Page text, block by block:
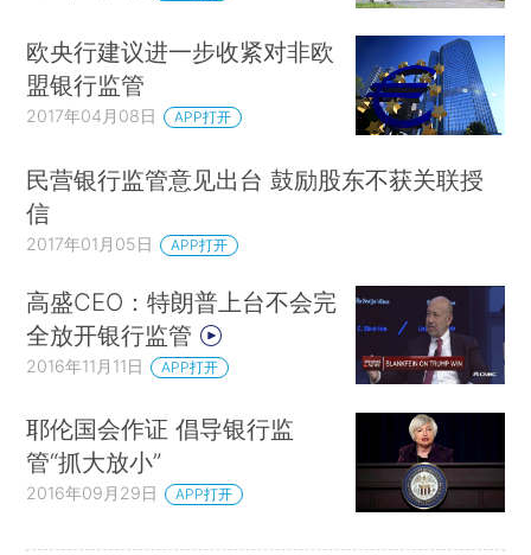
欧央行建议进一步收紧对非欧
盟银行监管
2017年04月08日 APP打开
民营银行监管意见出台 鼓励股东不获关联授
信
2017年01月05日 APP打开
高盛CEO：特朗普上台不会完
全放开银行监管
2016年11月11日 APP打开
耶伦国会作证 倡导银行监
管“抓大放小”
2016年09月29日 APP打开